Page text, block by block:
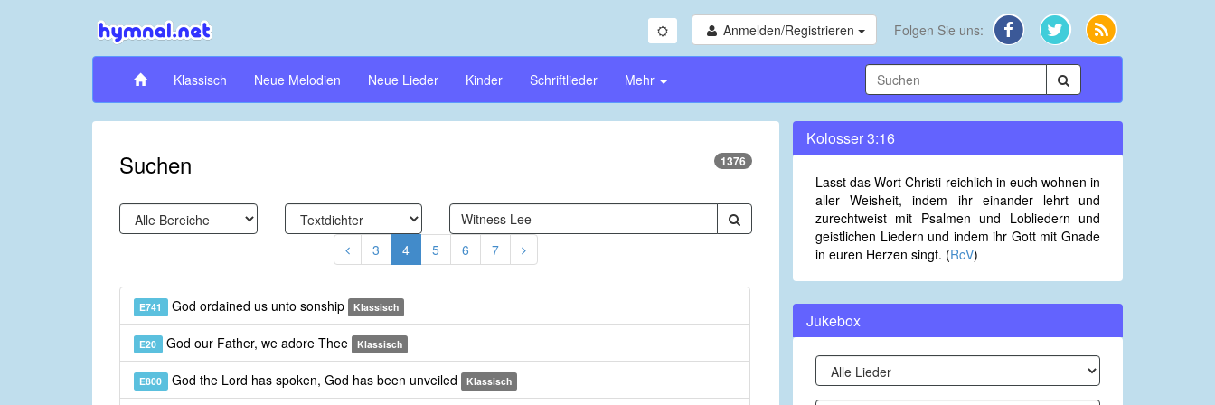
Anmelden/Registrieren Folgen Sie uns:
Klassisch Neue Melodien Neue Lieder Kinder Schriftlieder Mehr
Suchen 1376
3 4 5 6 7
E741 God ordained us unto sonship Klassisch
E20 God our Father, we adore Thee Klassisch
E800 God the Lord has spoken, God has been unveiled Klassisch
Kolosser 3:16
Lasst das Wort Christi reichlich in euch wohnen in
aller Weisheit, indem ihr einander lehrt und
zurechtweist mit Psalmen und Lobliedern und
geistlichen Liedern und indem ihr Gott mit Gnade
in euren Herzen singt. (RcV)
Jukebox